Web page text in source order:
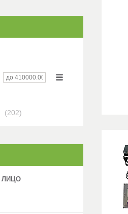
202